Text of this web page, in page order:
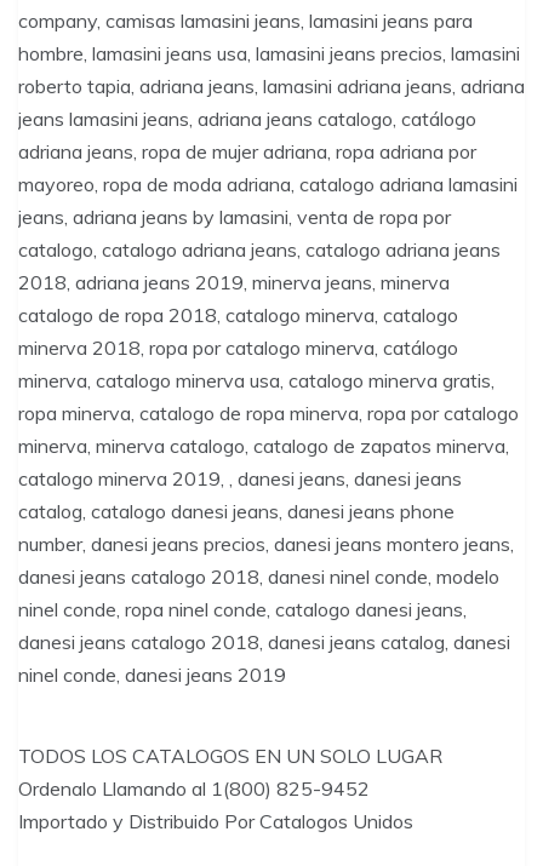
company, camisas lamasini jeans, lamasini jeans para
hombre, lamasini jeans usa, lamasini jeans precios, lamasini
roberto tapia, adriana jeans, lamasini adriana jeans, adriana
jeans lamasini jeans, adriana jeans catalogo, catálogo
adriana jeans, ropa de mujer adriana, ropa adriana por
mayoreo, ropa de moda adriana, catalogo adriana lamasini
jeans, adriana jeans by lamasini, venta de ropa por
catalogo, catalogo adriana jeans, catalogo adriana jeans
2018, adriana jeans 2019, minerva jeans, minerva
catalogo de ropa 2018, catalogo minerva, catalogo
minerva 2018, ropa por catalogo minerva, catálogo
minerva, catalogo minerva usa, catalogo minerva gratis,
ropa minerva, catalogo de ropa minerva, ropa por catalogo
minerva, minerva catalogo, catalogo de zapatos minerva,
catalogo minerva 2019, , danesi jeans, danesi jeans
catalog, catalogo danesi jeans, danesi jeans phone
number, danesi jeans precios, danesi jeans montero jeans,
danesi jeans catalogo 2018, danesi ninel conde, modelo
ninel conde, ropa ninel conde, catalogo danesi jeans,
danesi jeans catalogo 2018, danesi jeans catalog, danesi
ninel conde, danesi jeans 2019
TODOS LOS CATALOGOS EN UN SOLO LUGAR
Ordenalo Llamando al 1(800) 825-9452
Importado y Distribuido Por Catalogos Unidos